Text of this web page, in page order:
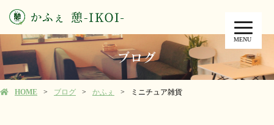
MENU
ブログ
HOME ブログ かふぇ ミニチュア雑貨